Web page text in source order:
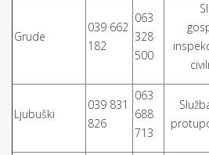
Grude
039 662
182
063
328
500
Ljubuški
039 831
826
063
688
713